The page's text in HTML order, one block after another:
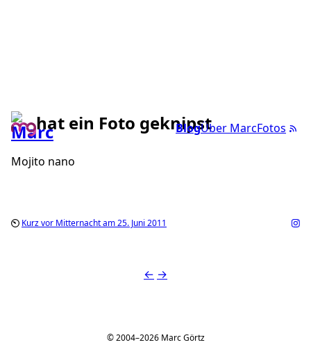
BlogÜber MarcFotos
hat ein Foto geknipst
Mojito nano
Kurz vor Mitternacht am 25. Juni 2011
← →
© 2004–2026 Marc Görtz